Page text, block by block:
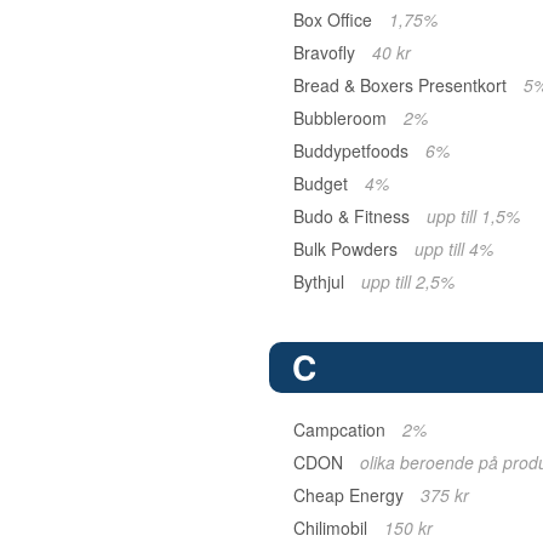
Box Office
1,75%
Bravofly
40 kr
Bread & Boxers Presentkort
Bubbleroom
2%
Buddypetfoods
6%
Budget
4%
Budo & Fitness
upp till 1,5%
Bulk Powders
upp till 4%
Bythjul
upp till 2,5%
C
Campcation
2%
CDON
olika beroende på
Cheap Energy
375 kr
Chilimobil
150 kr